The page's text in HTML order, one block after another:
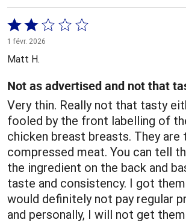
Coté
2 sur
5
1 févr. 2026
Matt H.
Not as advertised and not that
Very thin. Really not that tasty
fooled by the front labelling of
chicken breast breasts. They are
compressed meat. You can tell
the ingredient on the back and
taste and consistency. I got
would definitely not pay regular
and personally, I will not get them